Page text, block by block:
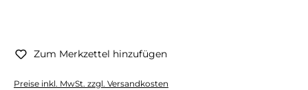
Zum Merkzettel hinzufügen
Preise inkl. MwSt. zzgl. Versandkosten